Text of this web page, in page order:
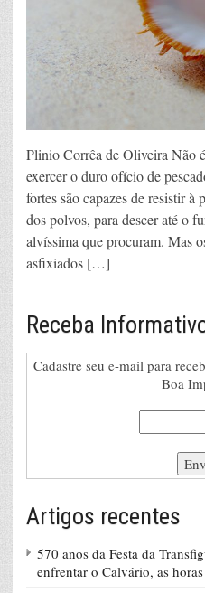
Plinio Corrêa de Oliveira Não
exercer o duro ofício de
fortes são capazes de resistir à
dos polvos, para descer até o
alvíssima que procuram. Mas
asfixiados […]
Receba
Cadastre seu e-mail para
Boa
Artigos recentes
570 anos da Festa da
enfrentar o Calvário, as